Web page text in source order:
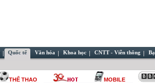
Quốc tế Văn hóa Khoa học CNTT - Viễn thông
THỂ THAO MOBILE